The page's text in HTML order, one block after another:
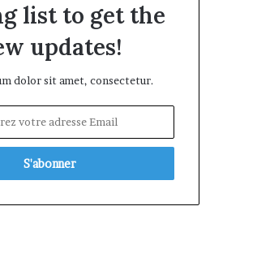
list to get the
updates!
dolor sit amet, consectetur.